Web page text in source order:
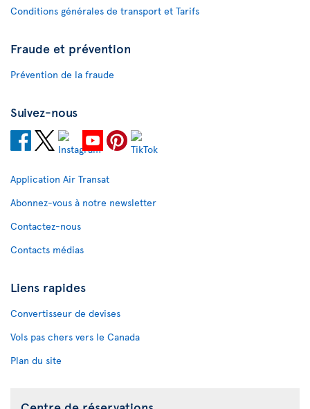
Conditions générales de transport et Tarifs
Fraude et prévention
Prévention de la fraude
Suivez-nous
Application Air Transat
Abonnez-vous à notre newsletter
Contactez-nous
Contacts médias
Liens rapides
Convertisseur de devises
Vols pas chers vers le Canada
Plan du site